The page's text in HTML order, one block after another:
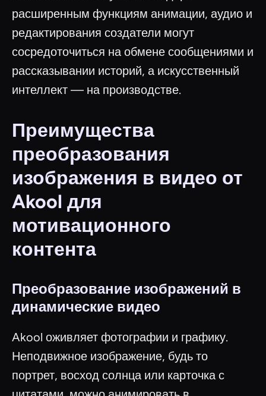
расширенным функциям анимации, аудио и
редактирования создатели могут
сосредоточиться на обмене сообщениями и
рассказывании историй, а искусственный
интеллект — на производстве.
Преимущества
преобразования
изображения в видео от
Akool для
мотивационного
контента
Преобразование изображений в
динамические видео
Akool оживляет фотографии и графику.
Неподвижное изображение, будь то
портрет, восход солнца или карточка с